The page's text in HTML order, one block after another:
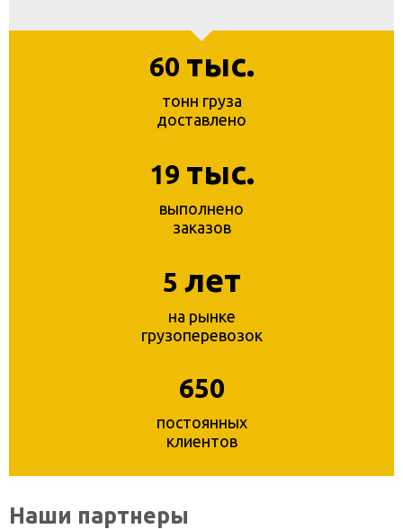
60 тыс.
тонн груза
доставлено
19 тыс.
выполнено
заказов
5 лет
на рынке
грузоперевозок
650
постоянных
клиентов
Наши партнеры